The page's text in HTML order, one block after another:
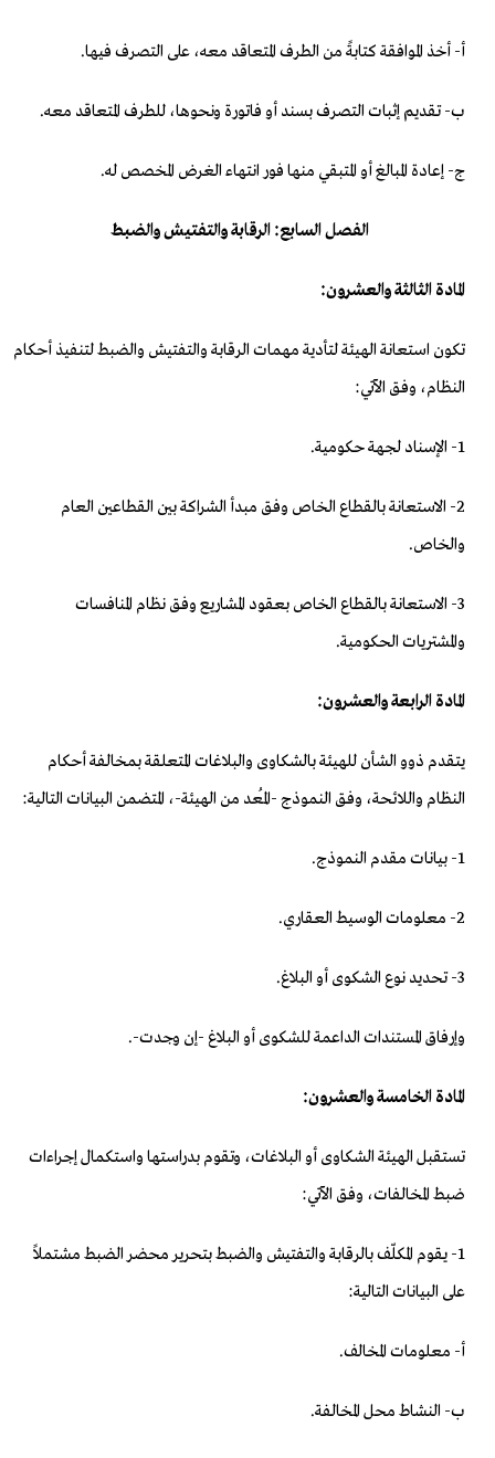
أ‌- أخذ الموافقة كتابةً من الطرف المتعاقد معه، على التصرف فيها.
ب‌- تقديم إثبات التصرف بسند أو فاتورة ونحوها، للطرف المتعاقد معه.
ج‌- إعادة المبالغ أو المتبقي منها فور انتهاء الغرض المخصص له.
الفصل السابع: الرقابة والتفتيش والضبط
المادة الثالثة والعشرون:
تكون استعانة الهيئة لتأدية مهمات الرقابة والتفتيش والضبط لتنفيذ أحكام
النظام، وفق الآتي:
1- الإسناد لجهة حكومية.
2- الاستعانة بالقطاع الخاص وفق مبدأ الشراكة بين القطاعين العام
والخاص.
3- الاستعانة بالقطاع الخاص بعقود المشاريع وفق نظام المنافسات
والمشتريات الحكومية.
المادة الرابعة والعشرون:
يتقدم ذوو الشأن للهيئة بالشكاوى والبلاغات المتعلقة بمخالفة أحكام
النظام واللائحة، وفق النموذج -المُعد من الهيئة-، المتضمن البيانات التالية:
1- بيانات مقدم النموذج.
2- معلومات الوسيط العقاري.
3- تحديد نوع الشكوى أو البلاغ.
وإرفاق المستندات الداعمة للشكوى أو البلاغ -إن وجدت-.
المادة الخامسة والعشرون:
تستقبل الهيئة الشكاوى أو البلاغات، وتقوم بدراستها واستكمال إجراءات
ضبط المخالفات، وفق الآتي:
1- يقوم المكلّف بالرقابة والتفتيش والضبط بتحرير محضر الضبط مشتملاً
على البيانات التالية:
‌أ- معلومات المخالف.
‌ب- النشاط محل المخالفة.